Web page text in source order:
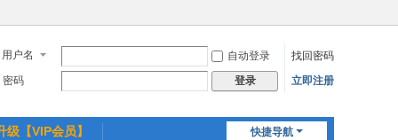
用户名 自动登录
找回密码
密码
登录 立即注册
快捷导航
级【VIP会员】